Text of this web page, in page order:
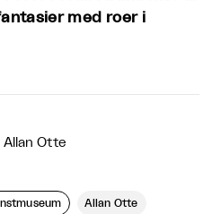
med roer i
Allan Otte
Allan Otte